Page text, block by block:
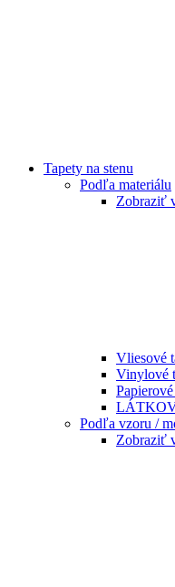
Tapety na stenu
Podľa materiálu
Zobraziť
Vliesové
Vinylové
Podľa vzoru /
Zobraziť